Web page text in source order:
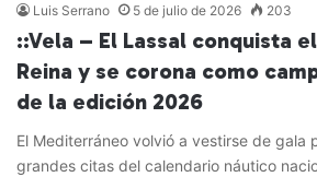
Luis Serrano 5 de julio de 2026 203
::Vela – El Lassal conquista
Reina y se corona como
de la edición 2026
El Mediterráneo volvió a vestirse de gala
grandes citas del calendario náutico